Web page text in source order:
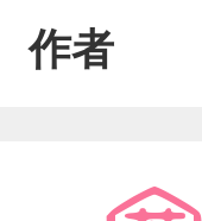
作者